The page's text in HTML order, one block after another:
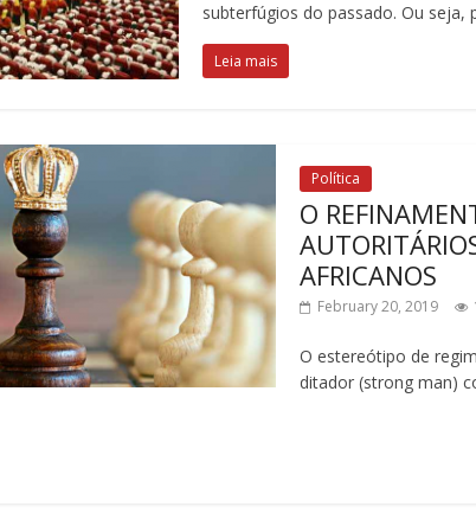
subterfúgios do passado. Ou
Leia mais
Política
O
AFRICANOS
February 20, 2019
O estereótipo de
ditador (strong man)